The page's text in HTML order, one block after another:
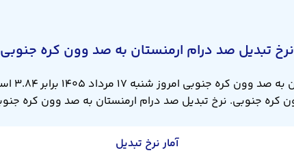
نرخ تبدیل صد درام ارمنستان به صد وون کره جنوبی
آمار نرخ تبدیل